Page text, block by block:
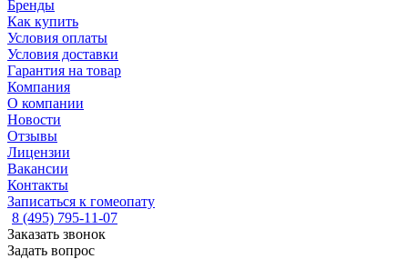
Бренды
Как купить
Условия оплаты
Условия доставки
Гарантия на товар
Компания
О компании
Новости
Отзывы
Лицензии
Вакансии
Контакты
Записаться к гомеопату
8 (495) 795-11-07
Заказать звонок
Задать вопрос